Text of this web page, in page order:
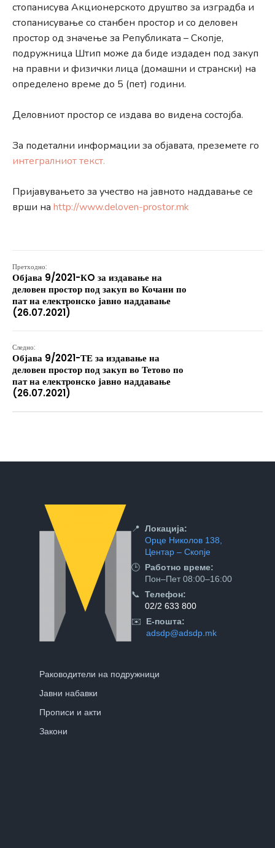
стопанисува Акционерското друштво за изградба и
стопанисување со станбен простор и со деловен
простор од значење за Републиката – Скопје,
подружница Штип може да биде издаден под закуп
на правни и физички лица (домашни и странски) на
определено време до 5 (пет) години.
Деловниот простор се издава во видена состојба.
За подетални информации за објавата, преземете го
интегралниот текст.
Пријавувањето за учество на јавното наддавање се
врши на http://www.deloven-prostor.mk
Претходно:
Објава 9/2021-КO за издавање на
деловен простор под закуп во Кочани по
пат на електронско јавно наддавање
(26.07.2021)
Следно:
Објава 9/2021-ТЕ за издавање на
деловен простор под закуп во Тетово по
пат на електронско јавно наддавање
(26.07.2021)
📍 Локација:
Орце Николов 138,
Центар – Скопје
🕒 Работно време:
Пон–Пет 08:00–16:00
📞 Телефон:
02/2 633 800
✉️
Е-пошта:
adsdp@adsdp.mk
Раководители на подружници
Јавни набавки
Прописи и акти
Закони